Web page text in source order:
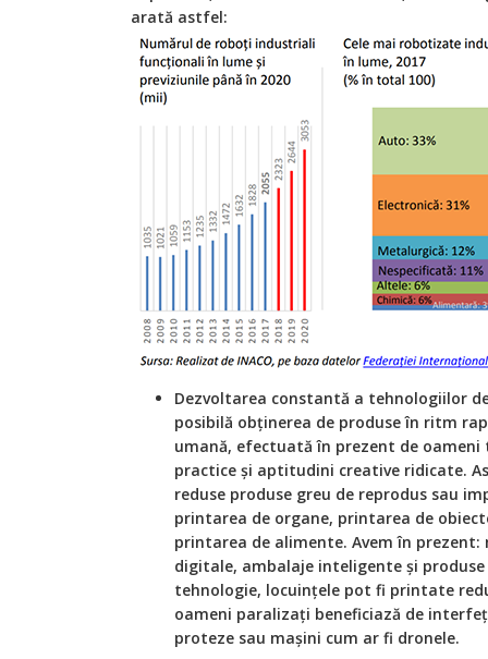
arată astfel:
Dezvoltarea constantă a tehnologiilor
posibilă obținerea de produse în ritm
umană, efectuată în prezent de
practice și aptitudini creative ridicate.
reduse produse greu de reprodus sau
printarea de organe, printarea de
printarea de alimente. Avem în
digitale, ambalaje inteligente și
tehnologie, locuințele pot fi printate
oameni paralizați beneficiază de
proteze sau mașini cum ar fi dronele.